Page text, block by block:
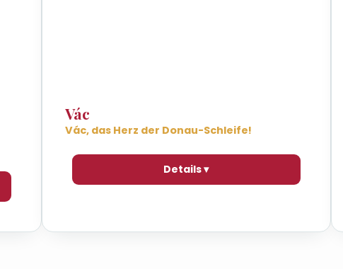
Vác
Vác, das Herz der Donau-Schleife!
Details ▾